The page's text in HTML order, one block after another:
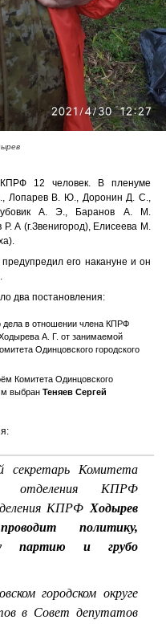
КПРФ 12 человек. В пленуме
Лопарев В. Ю., Доронин Д. С.,
А. Э., Баранов А. М.
А (г.Звенигород), Елисеева М.
его накануне и он
два постановления:
дела в отношении члена КПРФ
А. Г. от занимаемой
Одинцовского городского
Комитета Одинцовского
выбран Теняев Сергей
секретарь Комитета
отделения КПРФ
КПРФ Ходырев
политику,
партию и грубо
городском округе
в Совет депутатов